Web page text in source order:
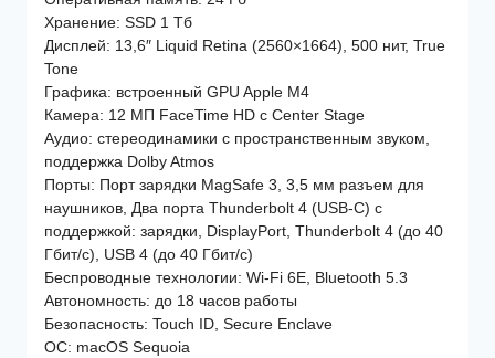
M4
10C
CPU,
10C
GPU/24Gb/1Tb
SSD
(Z1H9000E7)
Sky
Blue
Хранение: SSD 1 Тб
Дисплей: 13,6″ Liquid Retina (2560×1664), 500 нит, True
Tone
Графика: встроенный GPU Apple M4
Камера: 12 МП FaceTime HD с Center Stage
Аудио: стереодинамики с пространственным звуком,
поддержка Dolby Atmos
Порты: Порт зарядки MagSafe 3, 3,5 мм разъем для
наушников, Два порта Thunderbolt 4 (USB-C) с
поддержкой: зарядки, DisplayPort, Thunderbolt 4 (до 40
Гбит/с), USB 4 (до 40 Гбит/с)
Беспроводные технологии: Wi-Fi 6E, Bluetooth 5.3
Автономность: до 18 часов работы
Безопасность: Touch ID, Secure Enclave
ОС: macOS Sequoia